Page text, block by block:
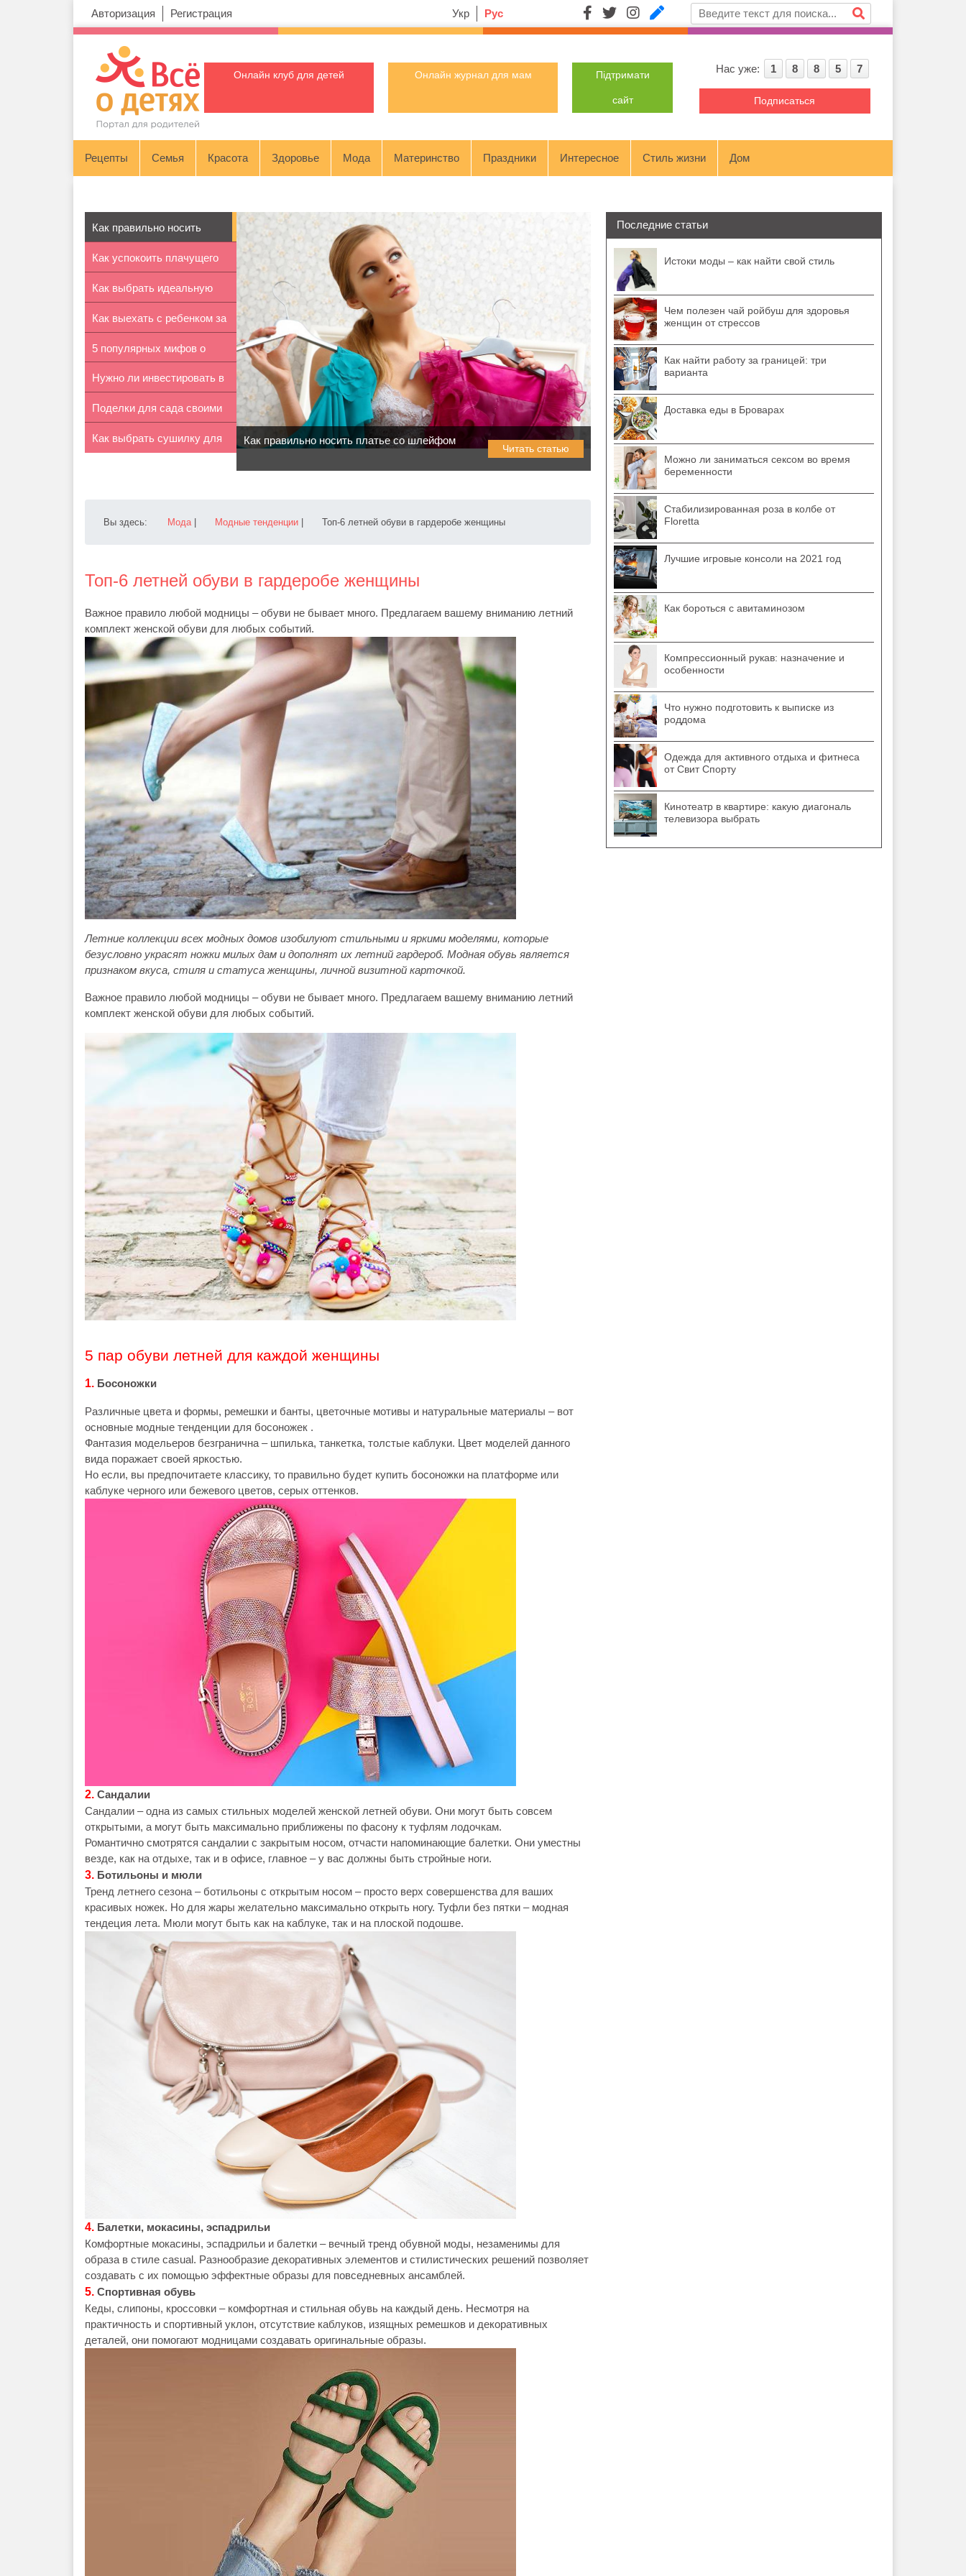
Авторизация Регистрация Укр Рус
Онлайн клуб для детей Онлайн журнал для мам Підтримати
сайт
Нас уже: 1 8 8 5 7
Подписаться
Рецепты Семья Красота Здоровье Мода Материнство Праздники Интересное Стиль жизни Дом
Как правильно носить
платье со ...
Как успокоить плачущего
ребенка
Как выбрать идеальную
женскую ц...
Как выехать с ребенком за
грани...
5 популярных мифов о
зарядке те...
Нужно ли инвестировать в
крипто...
Поделки для сада своими
руками
Как выбрать сушилку для Как правильно носить платье со шлейфом
Читать статью
Вы здесь: Мода Модные тенденции Топ-6 летней обуви в гардеробе женщины
Топ-6 летней обуви в гардеробе женщины
Важное правило любой модницы – обуви не бывает много. Предлагаем вашему вниманию летний
комплект женской обуви для любых событий.
Летние коллекции всех модных домов изобилуют стильными и яркими моделями, которые
безусловно украсят ножки милых дам и дополнят их летний гардероб. Модная обувь является
признаком вкуса, стиля и статуса женщины, личной визитной карточкой.
Важное правило любой модницы – обуви не бывает много. Предлагаем вашему вниманию летний
комплект женской обуви для любых событий.
5 пар обуви летней для каждой женщины
1. Босоножки
Различные цвета и формы, ремешки и банты, цветочные мотивы и натуральные материалы – вот
основные модные тенденции для босоножек .
Фантазия модельеров безгранична – шпилька, танкетка, толстые каблуки. Цвет моделей данного
вида поражает своей яркостью.
Но если, вы предпочитаете классику, то правильно будет купить босоножки на платформе или
каблуке черного или бежевого цветов, серых оттенков.
2. Сандалии
Сандалии – одна из самых стильных моделей женской летней обуви. Они могут быть совсем
открытыми, а могут быть максимально приближены по фасону к туфлям лодочкам.
Романтично смотрятся сандалии с закрытым носом, отчасти напоминающие балетки. Они уместны
везде, как на отдыхе, так и в офисе, главное – у вас должны быть стройные ноги.
3. Ботильоны и мюли
Тренд летнего сезона – ботильоны с открытым носом – просто верх совершенства для ваших
красивых ножек. Но для жары желательно максимально открыть ногу. Туфли без пятки – модная
тендеция лета. Мюли могут быть как на каблуке, так и на плоской подошве.
4. Балетки, мокасины, эспадрильи
Комфортные мокасины, эспадрильи и балетки – вечный тренд обувной моды, незаменимы для
образа в стиле casual. Разнообразие декоративных элементов и стилистических решений позволяет
создавать с их помощью эффектные образы для повседневных ансамблей.
5. Спортивная обувь
Кеды, слипоны, кроссовки – комфортная и стильная обувь на каждый день. Несмотря на
практичность и спортивный уклон, отсутствие каблуков, изящных ремешков и декоративных
деталей, они помогают модницами создавать оригинальные образы.
Последние статьи
Истоки моды – как найти свой стиль
Чем полезен чай ройбуш для здоровья
женщин от стрессов
Как найти работу за границей: три
варианта
Доставка еды в Броварах
Можно ли заниматься сексом во время
беременности
Стабилизированная роза в колбе от
Floretta
Лучшие игровые консоли на 2021 год
Как бороться с авитаминозом
Компрессионный рукав: назначение и
особенности
Что нужно подготовить к выписке из
роддома
Одежда для активного отдыха и фитнеса
от Свит Спорту
Кинотеатр в квартире: какую диагональ
телевизора выбрать